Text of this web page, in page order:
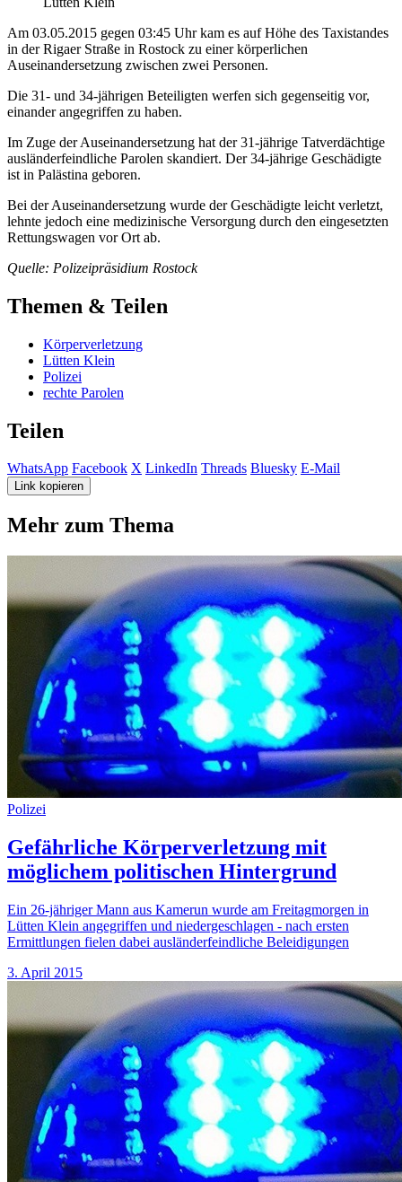
Am 03.05.2015 gegen 03:45 Uhr kam es auf Höhe des Taxistandes
in der Rigaer Straße in Rostock zu einer körperlichen
Auseinandersetzung zwischen zwei Personen.
Die 31- und 34-jährigen Beteiligten werfen sich gegenseitig vor,
einander angegriffen zu haben.
Im Zuge der Auseinandersetzung hat der 31-jährige Tatverdächtige
ausländerfeindliche Parolen skandiert. Der 34-jährige Geschädigte
ist in Palästina geboren.
Bei der Auseinandersetzung wurde der Geschädigte leicht verletzt,
lehnte jedoch eine medizinische Versorgung durch den eingesetzten
Rettungswagen vor Ort ab.
Quelle: Polizeipräsidium Rostock
Themen & Teilen
Körperverletzung
Lütten Klein
Polizei
rechte Parolen
Teilen
WhatsApp Facebook X LinkedIn Threads Bluesky E-Mail
Link kopieren
Mehr zum Thema
Polizei
Gefährliche Körperverletzung mit
möglichem politischen Hintergrund
Ein 26-jähriger Mann aus Kamerun wurde am Freitagmorgen in
Lütten Klein angegriffen und niedergeschlagen - nach ersten
Ermittlungen fielen dabei ausländerfeindliche Beleidigungen
3. April 2015